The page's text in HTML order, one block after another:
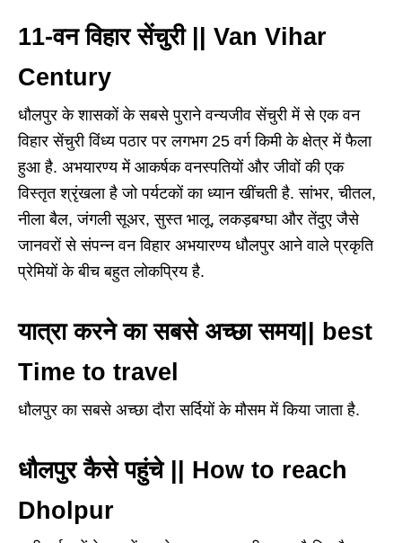
11-वन विहार सेंचुरी || Van Vihar
Century
धौलपुर के शासकों के सबसे पुराने वन्यजीव सेंचुरी में से एक वन
विहार सेंचुरी विंध्य पठार पर लगभग 25 वर्ग किमी के क्षेत्र में फैला
हुआ है. अभयारण्य में आकर्षक वनस्पतियों और जीवों की एक
विस्तृत श्रृंखला है जो पर्यटकों का ध्यान खींचती है. सांभर, चीतल,
नीला बैल, जंगली सूअर, सुस्त भालू, लकड़बग्घा और तेंदुए जैसे
जानवरों से संपन्न वन विहार अभयारण्य धौलपुर आने वाले प्रकृति
प्रेमियों के बीच बहुत लोकप्रिय है.
यात्रा करने का सबसे अच्छा समय|| best
Time to travel
धौलपुर का सबसे अच्छा दौरा सर्दियों के मौसम में किया जाता है.
धौलपुर कैसे पहुंचे || How to reach
Dholpur